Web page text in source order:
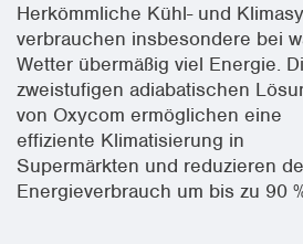
Herkömmliche Kühl- und
verbrauchen insbesondere bei
Wetter übermäßig viel Energie.
zweistufigen adiabatischen
von Oxycom ermöglichen eine
effiziente Klimatisierung in
Supermärkten und reduzieren
Energieverbrauch um bis zu 90